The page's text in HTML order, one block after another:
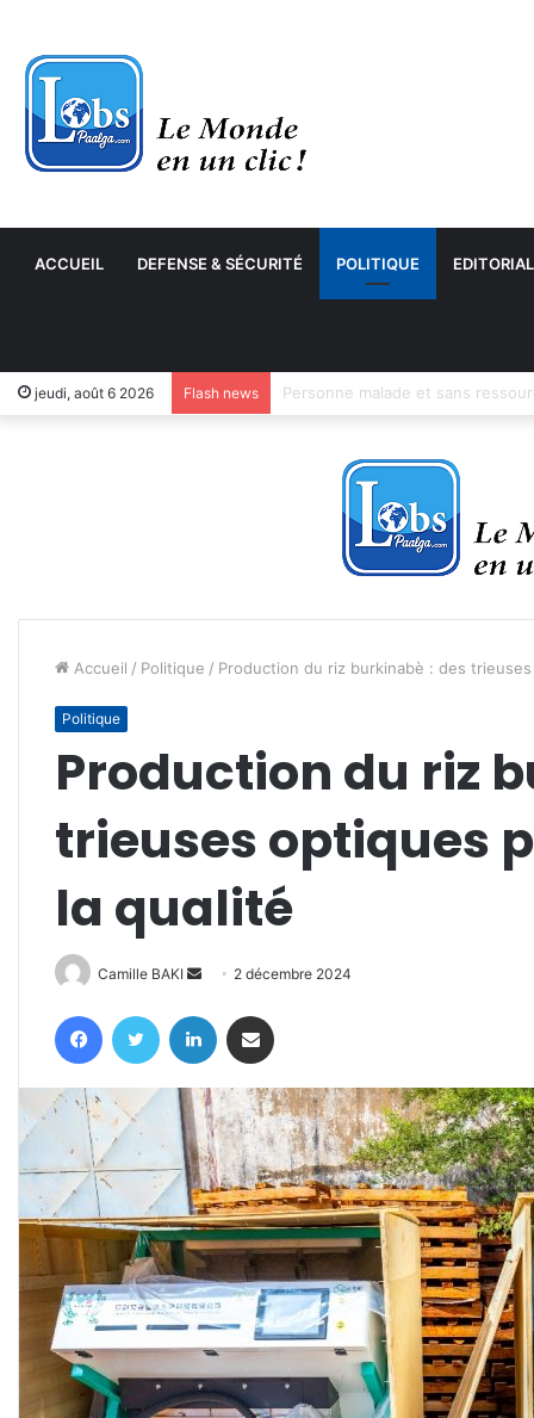
ACCUEIL DEFENSE & SÉCURITÉ POLITIQUE EDITORIAL
jeudi, août 6 2026 Flash news
Accueil / Politique / Production du riz burkinabè : des
Politique
Production du riz
trieuses optiques
la qualité
Camille BAKI
Envoyer
courriel
2 décembre 2024
FacebookTwitter Linkedin